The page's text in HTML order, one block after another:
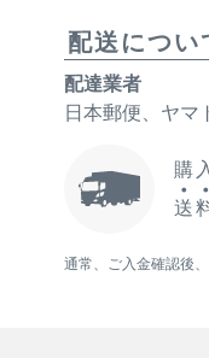
配送につい
配達業者
日本郵便、ヤマ
購
送
通常、ご入金確認後